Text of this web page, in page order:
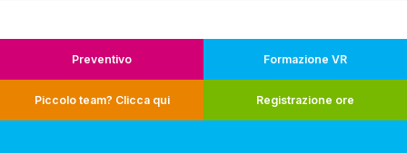
Preventivo Formazione VR
Piccolo team? Clicca qui Registrazione ore